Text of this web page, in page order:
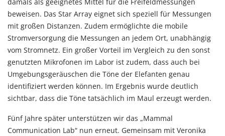
beweisen. Das Star Array eignet sich speziell für Messungen
mit großen Distanzen. Zudem ermöglichte die mobile
Stromversorgung die Messungen an jedem Ort, unabhängig
vom Stromnetz. Ein großer Vorteil im Vergleich zu den sonst
genutzten Mikrofonen im Labor ist zudem, dass auch bei
Umgebungsgeräuschen die Töne der Elefanten genau
identifiziert werden können. Im Ergebnis wurde deutlich
sichtbar, dass die Töne tatsächlich im Maul erzeugt werden.
Fünf Jahre später unterstützen wir das „Mammal
Communication Lab“ nun erneut. Gemeinsam mit Veronika